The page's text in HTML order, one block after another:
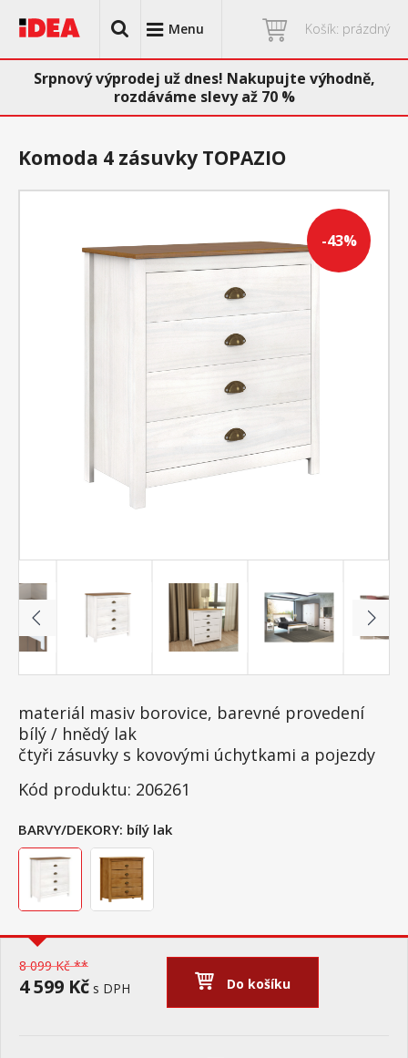
Menu Košík: prázdný
Srpnový výprodej už dnes! Nakupujte výhodně,
rozdáváme slevy až 70 %
-43%
Komoda 4 zásuvky TOPAZIO
materiál masiv borovice, barevné provedení
bílý / hnědý lak
čtyři zásuvky s kovovými úchytkami a pojezdy
Kód produktu: 206261
BARVY/DEKORY: bílý lak
8 099 Kč **
4 599 Kč s DPH Do košíku